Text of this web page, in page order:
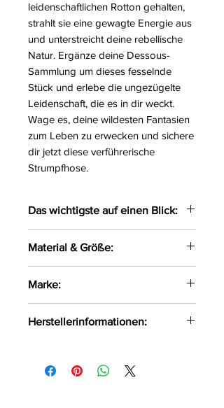
leidenschaftlichen Rotton gehalten,
strahlt sie eine gewagte Energie aus
und unterstreicht deine rebellische
Natur. Ergänze deine Dessous-
Sammlung um dieses fesselnde
Stück und erlebe die ungezügelte
Leidenschaft, die es in dir weckt.
Wage es, deine wildesten Fantasien
zum Leben zu erwecken und sichere
dir jetzt diese verführerische
Strumpfhose.
Das wichtigste auf einen Blick:
gefertigt aus anschmiegsamen
Materialien
Auf der Rückseite mit einer
schwarzen Naht in der
kompletten Länge versehen
eingearbeiteten Muster
Material & Größe:
Material:
20%Elasthan
Stärke:20DEN
Marke:
Herstellerinformationen:
Siemońska 11 Będzin, Polen, 42-